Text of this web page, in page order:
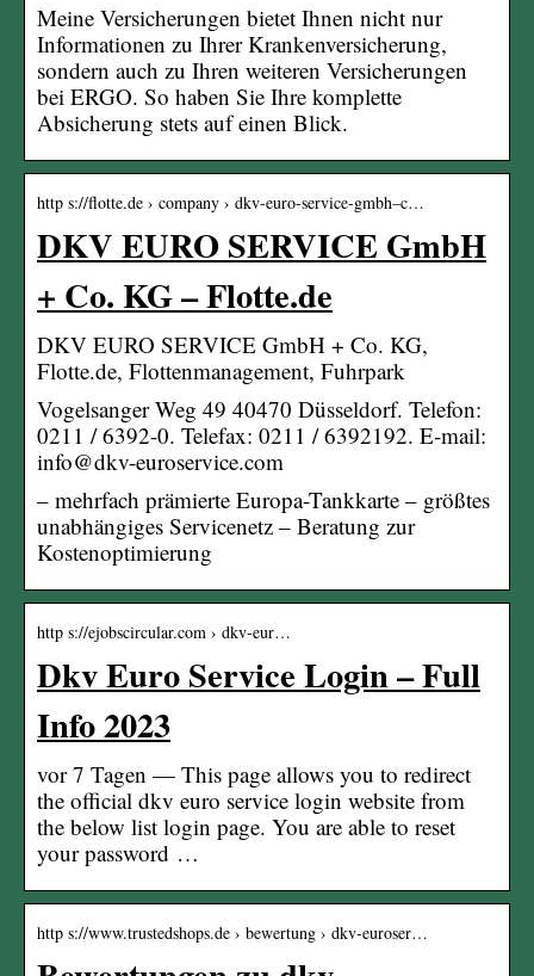
Meine Versicherungen bietet Ihnen nicht nur
Informationen zu Ihrer Krankenversicherung,
sondern auch zu Ihren weiteren Versicherungen
bei ERGO. So haben Sie Ihre komplette
Absicherung stets auf einen Blick.
http s://flotte.de › company › dkv-euro-service-gmbh–c…
DKV EURO SERVICE GmbH
+ Co. KG – Flotte.de
DKV EURO SERVICE GmbH + Co. KG,
Flotte.de, Flottenmanagement, Fuhrpark
Vogelsanger Weg 49 40470 Düsseldorf. Telefon:
0211 / 6392-0. Telefax: 0211 / 6392192. E-mail:
info@dkv-euroservice.com
– mehrfach prämierte Europa-Tankkarte – größtes
unabhängiges Servicenetz – Beratung zur
Kostenoptimierung
http s://ejobscircular.com › dkv-eur…
Dkv Euro Service Login – Full
Info 2023
vor 7 Tagen — This page allows you to redirect
the official dkv euro service login website from
the below list login page. You are able to reset
your password …
http s://www.trustedshops.de › bewertung › dkv-euroser…